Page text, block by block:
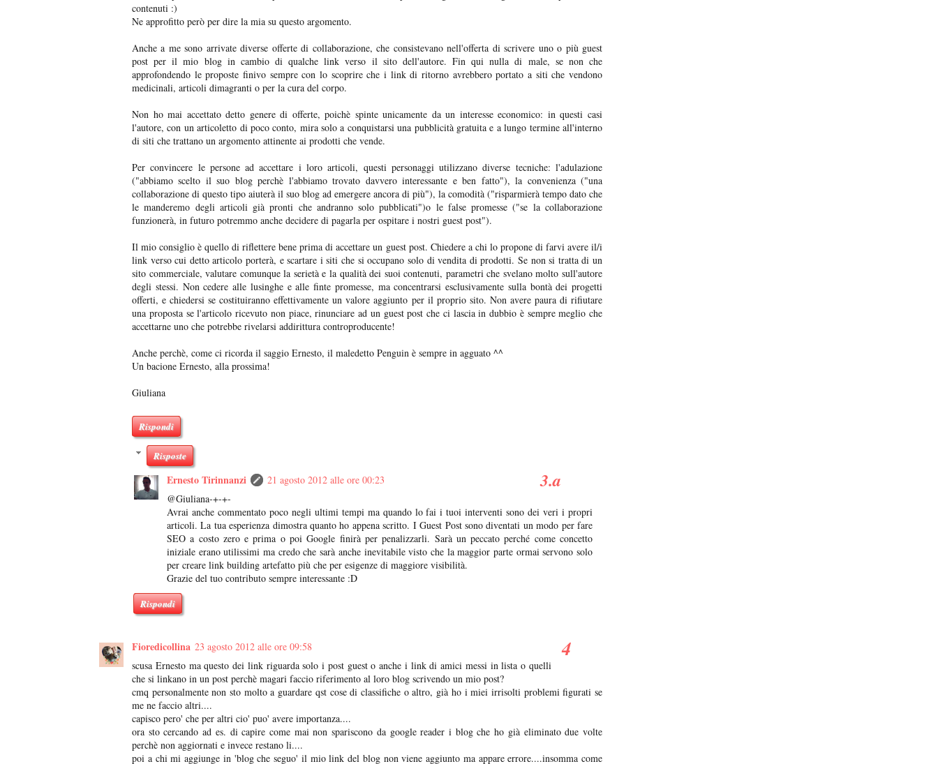
contenuti :)
Ne approfitto però per dire la mia su questo argomento.
Anche a me sono arrivate diverse offerte di collaborazione, che consistevano nell'offerta di scrivere uno o più guest
post per il mio blog in cambio di qualche link verso il sito dell'autore. Fin qui nulla di male, se non che
approfondendo le proposte finivo sempre con lo scoprire che i link di ritorno avrebbero portato a siti che vendono
medicinali, articoli dimagranti o per la cura del corpo.
Non ho mai accettato detto genere di offerte, poichè spinte unicamente da un interesse economico: in questi casi
l'autore, con un articoletto di poco conto, mira solo a conquistarsi una pubblicità gratuita e a lungo termine all'interno
di siti che trattano un argomento attinente ai prodotti che vende.
Per convincere le persone ad accettare i loro articoli, questi personaggi utilizzano diverse tecniche: l'adulazione
("abbiamo scelto il suo blog perchè l'abbiamo trovato davvero interessante e ben fatto"), la convenienza ("una
collaborazione di questo tipo aiuterà il suo blog ad emergere ancora di più"), la comodità ("risparmierà tempo dato che
le manderemo degli articoli già pronti che andranno solo pubblicati")o le false promesse ("se la collaborazione
funzionerà, in futuro potremmo anche decidere di pagarla per ospitare i nostri guest post").
Il mio consiglio è quello di riflettere bene prima di accettare un guest post. Chiedere a chi lo propone di farvi avere il/i
link verso cui detto articolo porterà, e scartare i siti che si occupano solo di vendita di prodotti. Se non si tratta di un
sito commerciale, valutare comunque la serietà e la qualità dei suoi contenuti, parametri che svelano molto sull'autore
degli stessi. Non cedere alle lusinghe e alle finte promesse, ma concentrarsi esclusivamente sulla bontà dei progetti
offerti, e chiedersi se costituiranno effettivamente un valore aggiunto per il proprio sito. Non avere paura di rifiutare
una proposta se l'articolo ricevuto non piace, rinunciare ad un guest post che ci lascia in dubbio è sempre meglio che
accettarne uno che potrebbe rivelarsi addirittura controproducente!
Anche perchè, come ci ricorda il saggio Ernesto, il maledetto Penguin è sempre in agguato ^^
Un bacione Ernesto, alla prossima!
Giuliana
Rispondi
Risposte
Ernesto Tirinnanzi
21 agosto 2012 alle ore 00:23
@Giuliana-+-+-
Avrai anche commentato poco negli ultimi tempi ma quando lo fai i tuoi interventi sono dei veri i propri
articoli. La tua esperienza dimostra quanto ho appena scritto. I Guest Post sono diventati un modo per fare
SEO a costo zero e prima o poi Google finirà per penalizzarli. Sarà un peccato perché come concetto
iniziale erano utilissimi ma credo che sarà anche inevitabile visto che la maggior parte ormai servono solo
per creare link building artefatto più che per esigenze di maggiore visibilità.
Grazie del tuo contributo sempre interessante :D
Rispondi
Fioredicollina 23 agosto 2012 alle ore 09:58
scusa Ernesto ma questo dei link riguarda solo i post guest o anche i link di amici messi in lista o quelli
che si linkano in un post perchè magari faccio riferimento al loro blog scrivendo un mio post?
cmq personalmente non sto molto a guardare qst cose di classifiche o altro, già ho i miei irrisolti problemi figurati se
me ne faccio altri....
capisco pero' che per altri cio' puo' avere importanza....
ora sto cercando ad es. di capire come mai non spariscono da google reader i blog che ho già eliminato due volte
perchè non aggiornati e invece restano li....
poi a chi mi aggiunge in 'blog che seguo' il mio link del blog non viene aggiunto ma appare errore....insomma come